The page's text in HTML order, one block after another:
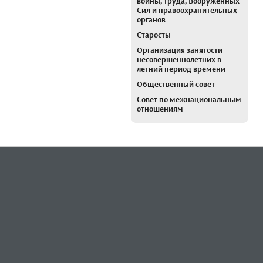
Сил и правоохранительных
органов
Старосты
Организация занятости
несовершеннолетних в
летний период времени
Общественный совет
Совет по межнациональным
отношениям